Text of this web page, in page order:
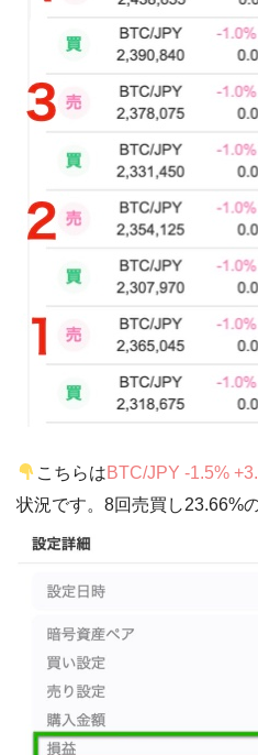
こちらはBTC/JPY -1.5%
状況です。8回売買し23.66%